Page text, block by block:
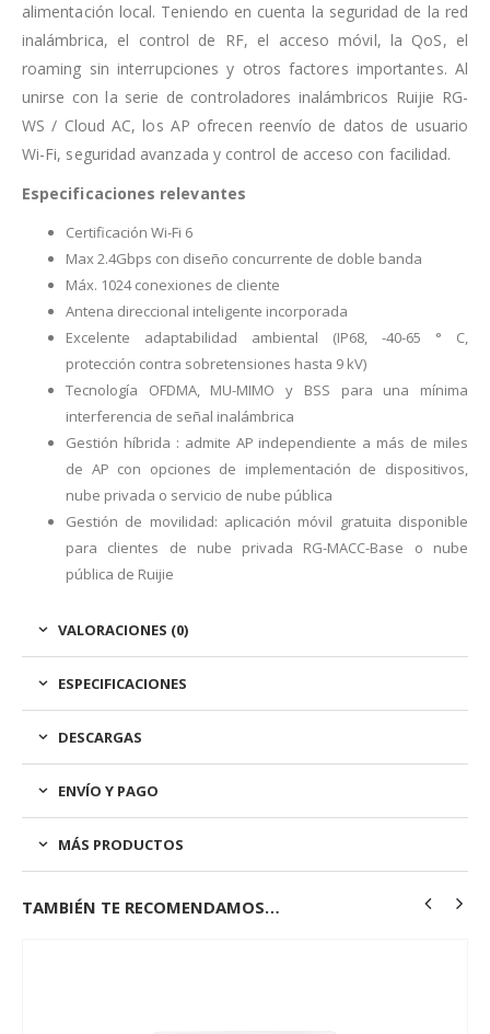
alimentación local. Teniendo en cuenta la seguridad de la red
inalámbrica, el control de RF, el acceso móvil, la QoS, el
roaming sin interrupciones y otros factores importantes. Al
unirse con la serie de controladores inalámbricos Ruijie RG-
WS / Cloud AC, los AP ofrecen reenvío de datos de usuario
Wi-Fi, seguridad avanzada y control de acceso con facilidad.
Especificaciones relevantes
Certificación Wi-Fi 6
Max 2.4Gbps con diseño concurrente de doble banda
Máx. 1024 conexiones de cliente
Antena direccional inteligente incorporada
Excelente adaptabilidad ambiental (IP68, -40-65 ° C,
protección contra sobretensiones hasta 9 kV)
Tecnología OFDMA, MU-MIMO y BSS para una mínima
interferencia de señal inalámbrica
Gestión híbrida : admite AP independiente a más de miles
de AP con opciones de implementación de dispositivos,
nube privada o servicio de nube pública
Gestión de movilidad: aplicación móvil gratuita disponible
para clientes de nube privada RG-MACC-Base o nube
pública de Ruijie
VALORACIONES (0)
ESPECIFICACIONES
DESCARGAS
ENVÍO Y PAGO
MÁS PRODUCTOS
TAMBIÉN TE RECOMENDAMOS…